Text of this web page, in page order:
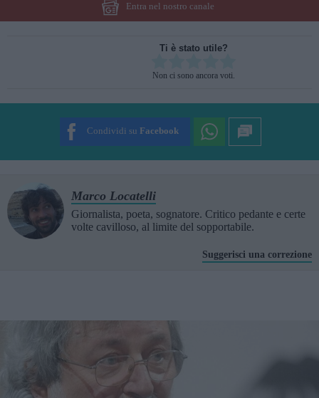
Entra nel nostro canale
Ti è stato utile?
Non ci sono ancora voti.
Condividi su Facebook
Marco Locatelli
Giornalista, poeta, sognatore. Critico pedante e certe
volte cavilloso, al limite del sopportabile.
Suggerisci una correzione